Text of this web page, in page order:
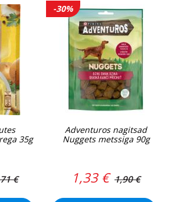
35g
€
-30%
Adventuros nagitsad
Nuggets metssiga 90g
1,33 € 1,90 €